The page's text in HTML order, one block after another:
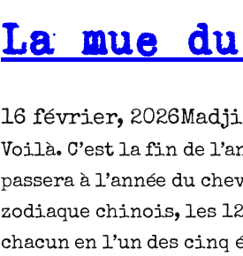
La mue
16 février, 2026
Voilà. C’est la fin de
passera à l’année du
zodiaque chinois, les
chacun en l’un des